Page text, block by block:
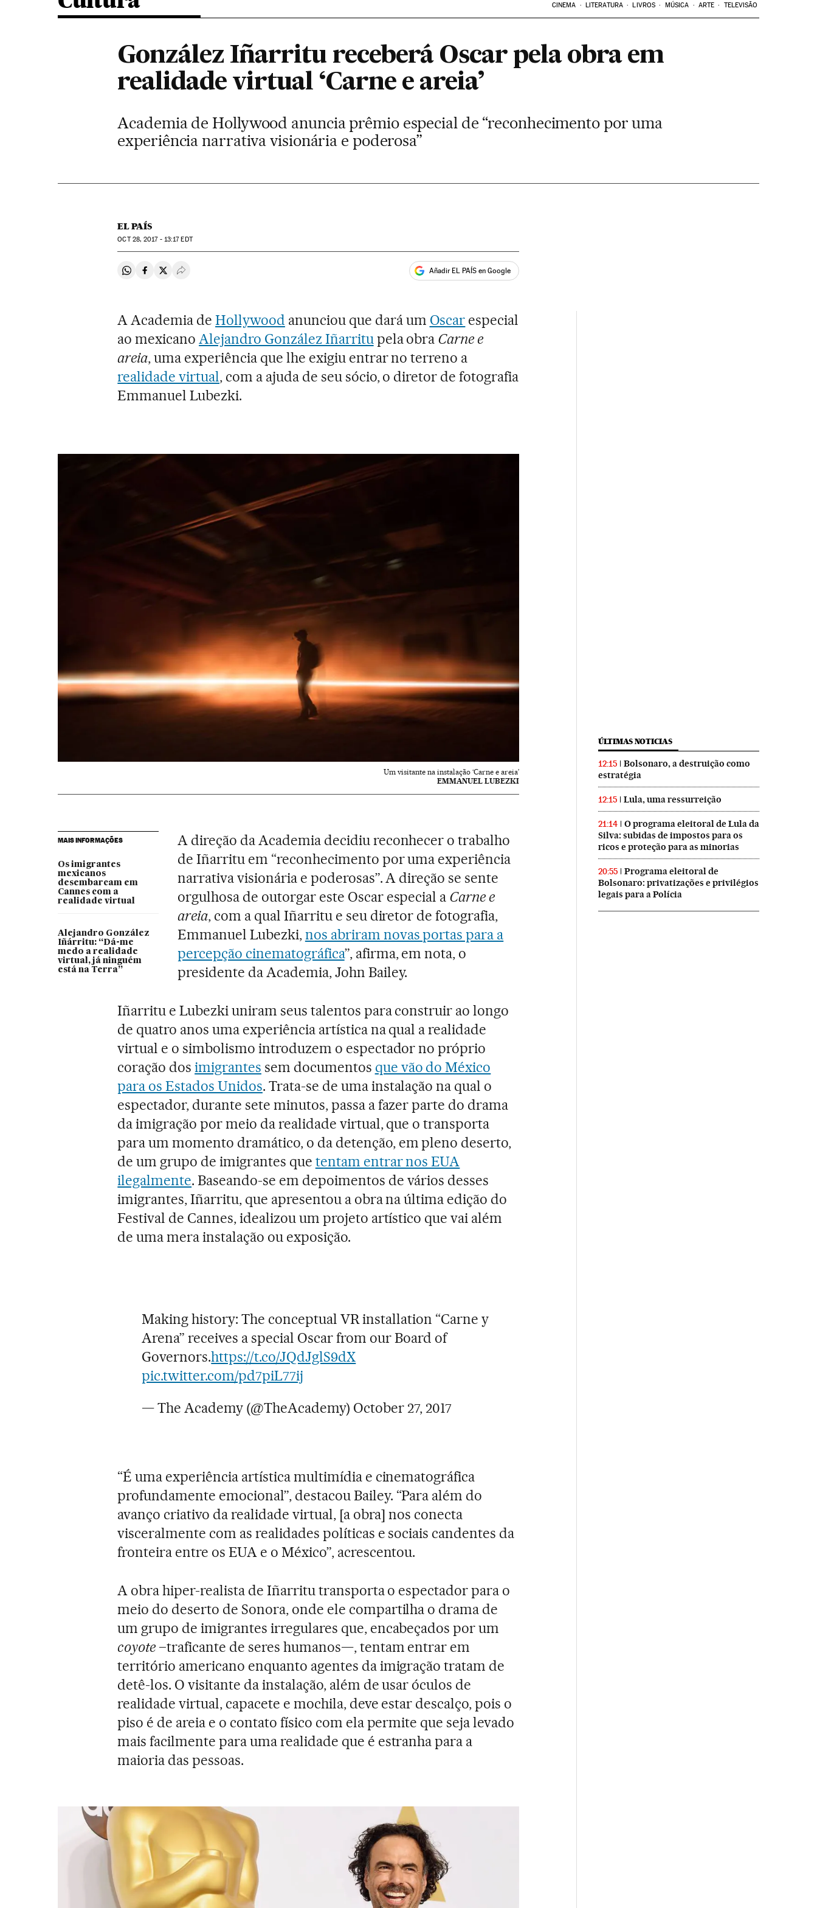
CINEMA LITERATURA LIVROS MÚSICA ARTE TELEVISÃO
González Iñarritu receberá Oscar pela obra em
realidade virtual ‘Carne e areia’
Academia de Hollywood anuncia prêmio especial de “reconhecimento por uma
experiência narrativa visionária e poderosa”
EL PAÍS
OCT28, 2017 - 13:17EDT
Compartir en Whatsapp
Compartir en Facebook
Compartir en Twitter
Desplegar Redes Sociales Añadir EL PAÍS en Google
A Academia deHollywood anunciou que dará um Oscar especial
ao mexicanoAlejandro González Iñarritupela obra Carne e
areia, uma experiência que lhe exigiu entrar no terreno a
realidade virtual, com a ajuda de seu sócio, o diretor de fotografia
Emmanuel Lubezki.
Um visitante na instalação ‘Carne e areia’
EMMANUEL LUBEZKI
MAIS INFORMAÇÕES
Os imigrantes
mexicanos
desembarcam em
Cannes com a
realidade virtual
Alejandro González
Iñárritu: “Dá-me
medo a realidade
virtual, já ninguém
está na Terra”
A direção da Academia decidiu reconhecer o trabalho
de Iñarritu em “reconhecimento por uma experiência
narrativa visionária e poderosas”. A direção se sente
orgulhosa de outorgar este Oscar especial a Carne e
areia, com a qual Iñarritu e seu diretor de fotografia,
Emmanuel Lubezki,nos abriram novas portas para a
percepção cinematográfica”, afirma, em nota, o
presidente da Academia, John Bailey.
Iñarritu e Lubezki uniram seus talentos para construir ao longo
de quatro anos uma experiência artística na qual a realidade
virtual e o simbolismo introduzem o espectador no próprio
coração dosimigrantes sem documentos que vão do México
para os Estados Unidos. Trata-se de uma instalação na qual o
espectador, durante sete minutos, passa a fazer parte do drama
da imigração por meio da realidade virtual, que o transporta
para um momento dramático, o da detenção, em pleno deserto,
de um grupo de imigrantes que tentam entrar nos EUA
ilegalmente. Baseando-se em depoimentos de vários desses
imigrantes, Iñarritu, que apresentou a obra na última edição do
Festival de Cannes, idealizou um projeto artístico que vai além
de uma mera instalação ou exposição.
Making history: The conceptual VR installation “Carne y
Arena” receives a special Oscar from our Board of
Governors.https://t.co/JQdJglS9dX
pic.twitter.com/pd7piL77ij
— The Academy (@TheAcademy) October 27, 2017
“É uma experiência artística multimídia e cinematográfica
profundamente emocional”, destacou Bailey. “Para além do
avanço criativo da realidade virtual, [a obra] nos conecta
visceralmente com as realidades políticas e sociais candentes da
fronteira entre os EUA e o México”, acrescentou.
A obra hiper-realista de Iñarritu transporta o espectador para o
meio do deserto de Sonora, onde ele compartilha o drama de
um grupo de imigrantes irregulares que, encabeçados por um
coyote–traficante de seres humanos—, tentam entrar em
território americano enquanto agentes da imigração tratam de
detê-los. O visitante da instalação, além de usar óculos de
realidade virtual, capacete e mochila, deve estar descalço, pois o
piso é de areia e o contato físico com ela permite que seja levado
mais facilmente para uma realidade que é estranha para a
maioria das pessoas.
ÚLTIMAS NOTICIAS
12:15
Bolsonaro, a destruição como
estratégia
12:15 Lula, uma ressurreição
21:14
O programa eleitoral de Lula da
Silva: subidas de impostos para os
ricos e proteção para as minorias
20:55
Programa eleitoral de
Bolsonaro: privatizações e privilégios
legais para a Polícia